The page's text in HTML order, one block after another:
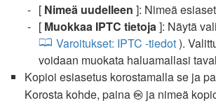
[ Nimeä uudelleen ]: Nimeä
[ Muokkaa IPTC tietoja]: Näytä
Varoitukset: IPTC -tiedot).
voidaan muokata haluamallasi
Kopioi esiasetus korostamalla se ja
Korosta kohde, paina J ja nimeä